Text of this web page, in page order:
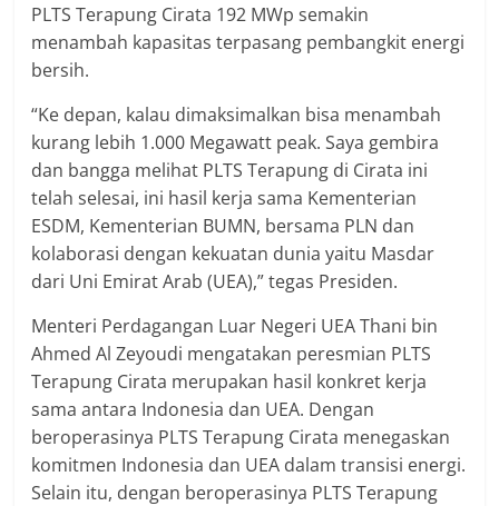
PLTS Terapung Cirata 192 MWp semakin
menambah kapasitas terpasang pembangkit energi
bersih.
“Ke depan, kalau dimaksimalkan bisa menambah
kurang lebih 1.000 Megawatt peak. Saya gembira
dan bangga melihat PLTS Terapung di Cirata ini
telah selesai, ini hasil kerja sama Kementerian
ESDM, Kementerian BUMN, bersama PLN dan
kolaborasi dengan kekuatan dunia yaitu Masdar
dari Uni Emirat Arab (UEA),” tegas Presiden.
Menteri Perdagangan Luar Negeri UEA Thani bin
Ahmed Al Zeyoudi mengatakan peresmian PLTS
Terapung Cirata merupakan hasil konkret kerja
sama antara Indonesia dan UEA. Dengan
beroperasinya PLTS Terapung Cirata menegaskan
komitmen Indonesia dan UEA dalam transisi energi.
Selain itu, dengan beroperasinya PLTS Terapung